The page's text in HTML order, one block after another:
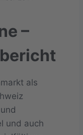
–
als
und auch